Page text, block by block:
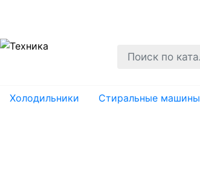
Холодильники Стиральные машины